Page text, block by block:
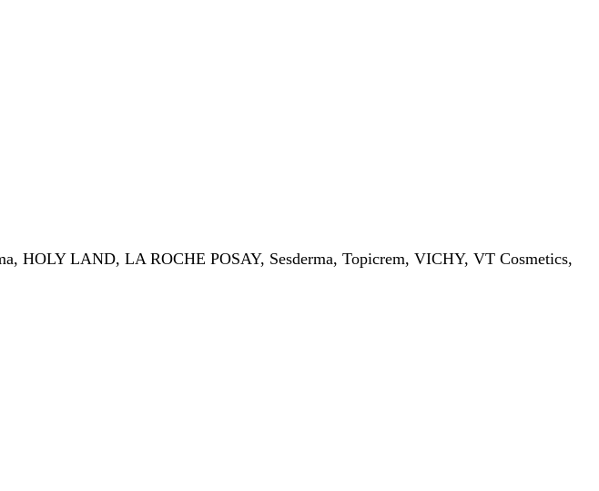
HOLY LAND, LA ROCHE POSAY, Sesderma, Topicrem, VICHY, VT Cosmetics,